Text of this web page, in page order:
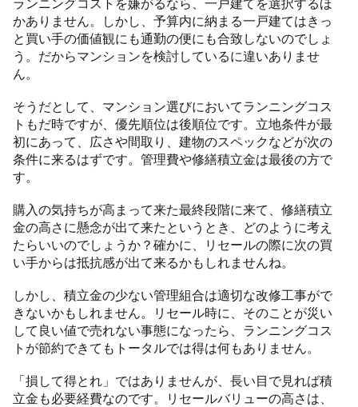
ランニングコストを嫌がるなら、一戸建てを選択するほ
かありません。しかし、予算内に納まる一戸建てはきっ
と買い手の価値観にも通勤の便にも合致しないのでしょ
う。だからマンションを検討しているに違いありませ
ん。
そうだとして、マンション選びにおいてランニングコス
トもだ時ですが、優先順位は後順位です。立地条件が最
初にあって、広さや間取り、建物のスペックなどが次の
条件に来るはずです。管理費や修繕積立金は最後の方で
す。
購入の気持ちが高まって来た最終段階に来て、修繕積立
金の高さに懸念が出て来たというとき、どのように考え
たらいいのでしょうか？確かに、リセールの際に次の買
い手からは抵抗感が出て来るかもしれませんね。
しかし、積立金の少ない管理組合は適切な改修工事がで
きないかもしれません。リセール時に、そのことが災い
して良い値で売れない事態になったら、ランニングコス
トが節約できてもトータルでは得は何もありません。
「損して得とれ」ではありませんが、長い目で見れば積
立金も必要経費なのです。リセールバリューの高さは、